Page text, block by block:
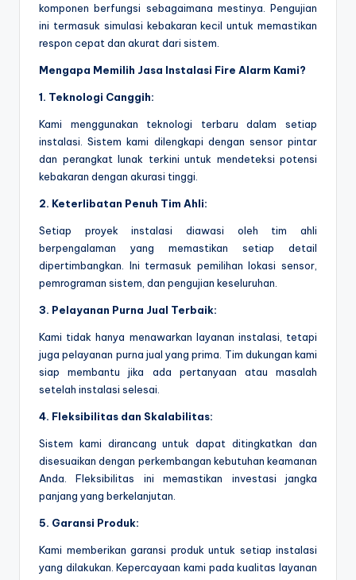
komponen berfungsi sebagaimana mestinya. Pengujian
ini termasuk simulasi kebakaran kecil untuk memastikan
respon cepat dan akurat dari sistem.
Mengapa Memilih Jasa Instalasi Fire Alarm Kami?
1. Teknologi Canggih:
Kami menggunakan teknologi terbaru dalam setiap
instalasi. Sistem kami dilengkapi dengan sensor pintar
dan perangkat lunak terkini untuk mendeteksi potensi
kebakaran dengan akurasi tinggi.
2. Keterlibatan Penuh Tim Ahli:
Setiap proyek instalasi diawasi oleh tim ahli
berpengalaman yang memastikan setiap detail
dipertimbangkan. Ini termasuk pemilihan lokasi sensor,
pemrograman sistem, dan pengujian keseluruhan.
3. Pelayanan Purna Jual Terbaik:
Kami tidak hanya menawarkan layanan instalasi, tetapi
juga pelayanan purna jual yang prima. Tim dukungan kami
siap membantu jika ada pertanyaan atau masalah
setelah instalasi selesai.
4. Fleksibilitas dan Skalabilitas:
Sistem kami dirancang untuk dapat ditingkatkan dan
disesuaikan dengan perkembangan kebutuhan keamanan
Anda. Fleksibilitas ini memastikan investasi jangka
panjang yang berkelanjutan.
5. Garansi Produk:
Kami memberikan garansi produk untuk setiap instalasi
yang dilakukan. Kepercayaan kami pada kualitas layanan